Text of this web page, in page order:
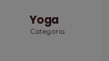
Yoga
Categoria